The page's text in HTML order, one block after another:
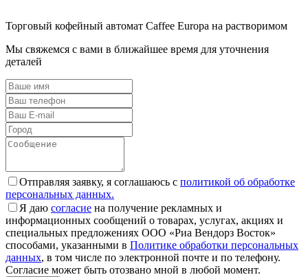
Торговый кофейный автомат Caffee Europa на растворимом
Мы свяжемся с вами в ближайшее время для уточнения
деталей
Отправляя заявку, я соглашаюсь с политикой об обработке
персональных данных.
Я даю согласие на получение рекламных и
информационных сообщений о товарах, услугах, акциях и
специальных предложениях ООО «Риа Вендорз Восток»
способами, указанными в Политике обработки персональных
данных, в том числе по электронной почте и по телефону.
Согласие может быть отозвано мной в любой момент.